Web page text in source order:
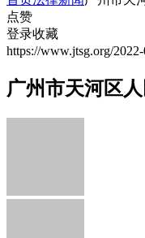
点赞
登录收藏
https://www.jtsg.org/
广州市天河区